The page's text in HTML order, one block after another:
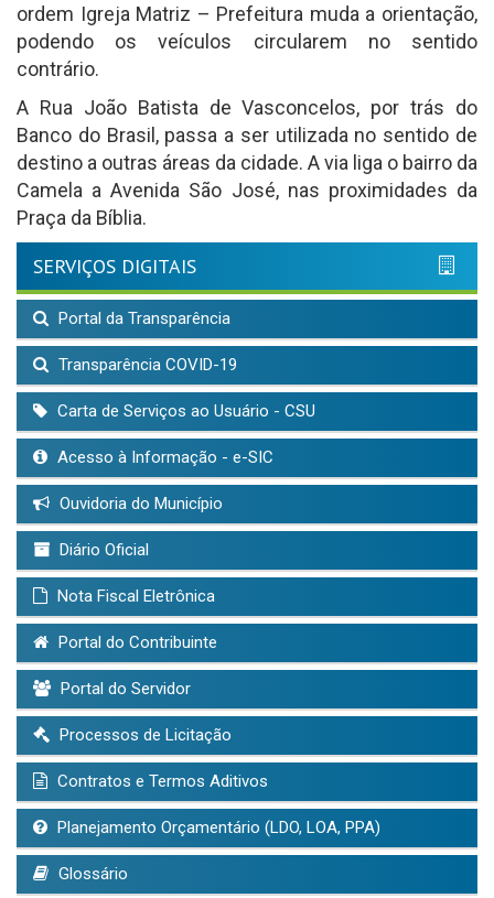
ordem Igreja Matriz – Prefeitura muda a orientação,
podendo os veículos circularem no sentido
contrário.
A Rua João Batista de Vasconcelos, por trás do
Banco do Brasil, passa a ser utilizada no sentido de
destino a outras áreas da cidade. A via liga o bairro da
Camela a Avenida São José, nas proximidades da
Praça da Bíblia.
SERVIÇOS DIGITAIS
Portal da Transparência
Transparência COVID-19
Carta de Serviços ao Usuário - CSU
Acesso à Informação - e-SIC
Ouvidoria do Município
Diário Oficial
Nota Fiscal Eletrônica
Portal do Contribuinte
Portal do Servidor
Processos de Licitação
Contratos e Termos Aditivos
Planejamento Orçamentário (LDO, LOA, PPA)
Glossário